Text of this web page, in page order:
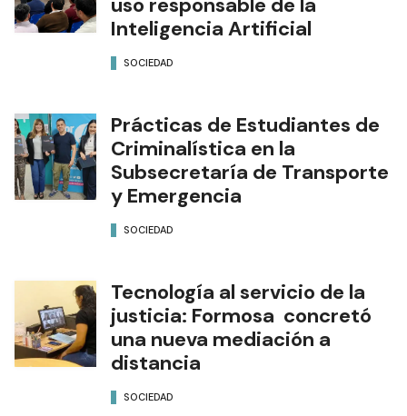
Inteligencia Artificial
SOCIEDAD
Prácticas de Estudiantes de
Criminalística en la
Subsecretaría de Transporte
y Emergencia
SOCIEDAD
Tecnología al servicio de la
justicia: Formosa concretó
una nueva mediación a
distancia
SOCIEDAD